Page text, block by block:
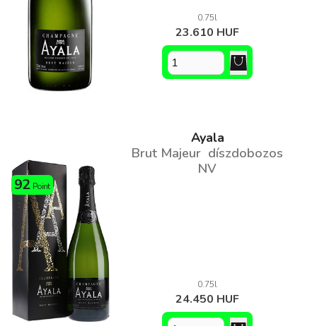
0.75l
23.610 HUF
92 Point
Ayala
Brut Majeur díszdobozos
NV
0.75l
24.450 HUF